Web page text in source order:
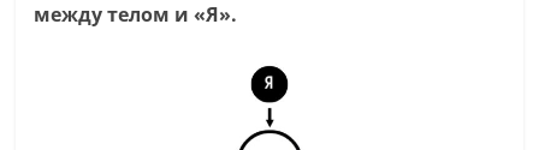
между телом и «Я».